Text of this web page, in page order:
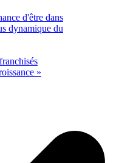
d'être dans
dynamique du
»